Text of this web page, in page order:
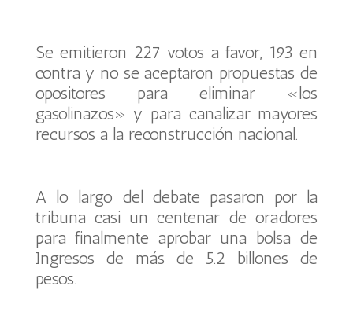
Se emitieron 227 votos a favor, 193 en
contra y no se aceptaron propuestas de
opositores para eliminar «los
gasolinazos» y para canalizar mayores
recursos a la reconstrucción nacional.
A lo largo del debate pasaron por la
tribuna casi un centenar de oradores
para finalmente aprobar una bolsa de
Ingresos de más de 5.2 billones de
pesos.